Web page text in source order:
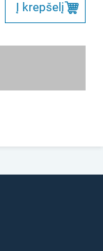
Į krepšelį